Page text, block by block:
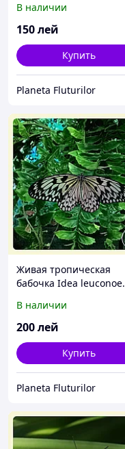
В наличии
150лей
Купить
Planeta Fluturilor
Живая тропическая
бабочка Idea leuconoe.
В наличии
200лей
Купить
Planeta Fluturilor